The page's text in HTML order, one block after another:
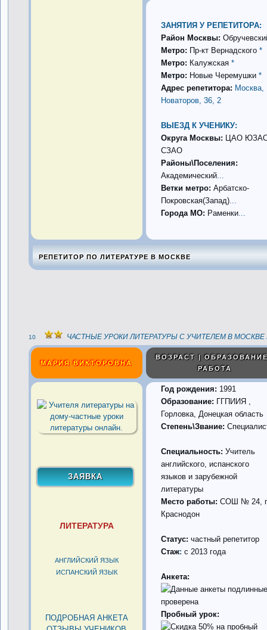
ЗАНЯТИЯ У РЕПЕТИТОРА:
Район Москвы:
Метро: Пр-кт Вернадского *
Метро: Калужская *
Метро: Новые Черемушки *
Адрес репетитора: Москва,
Новаторов, 36, 2
ВЫЕЗД К УЧЕНИКУ:
Округа Москвы: ЦАО
СЗАО
Районы\Поселения:
Академический...
Ветки метро: Арбатско-
Покровская(Запад)...
Города МО: Раменки...
РЕПЕТИТОР ПО ЛИТЕРАТУРЕ В МОСКВЕ
10 ЧАСТНЫЕ УРОКИ ЛИТЕРАТУРЫ С УЧИТЕЛЕМ В МОСКВЕ
МАРИЯ ВИКТОРОВНА
ВОЗРАСТ |
РАБОТА
ЛИТЕРАТУРА
АНГЛИЙСКИЙ ЯЗЫК
ИСПАНСКИЙ ЯЗЫК
ПОДРОБНАЯ АНКЕТА
Год рождения: 1991
Образование: ГГПИИЯ ,
Горловка, Донецкая область
Степень\Звание:
Специальность: Учитель
английского, испанского
языков и зарубежной
литературы
Место работы: СОШ № 24,
Краснодон
Статус: частный репетитор
Стаж: с 2013 года
Анкета:
проверена
Пробный урок: